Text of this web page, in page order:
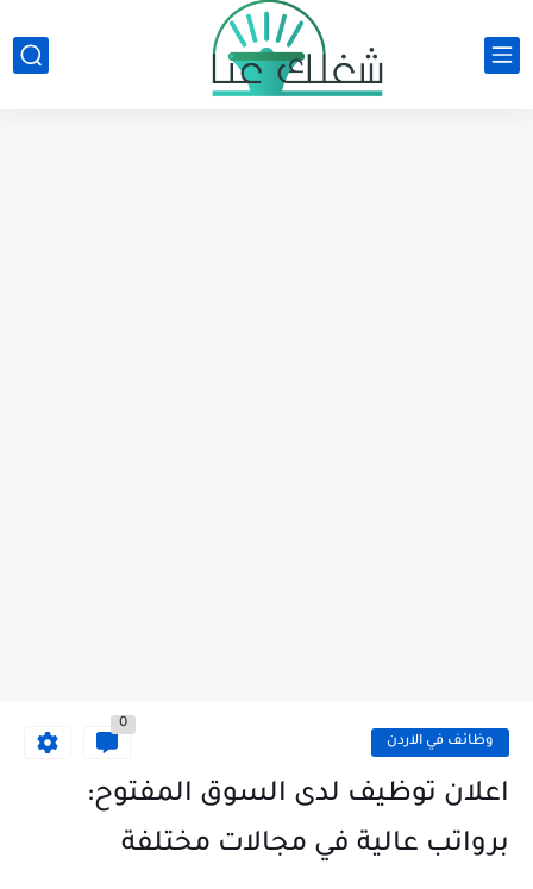
وظائف في الاردن
0
اعلان توظيف لدى السوق المفتوح:
برواتب عالية في مجالات مختلفة